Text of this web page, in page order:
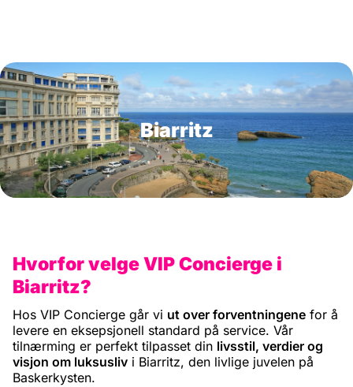
Biarritz
Hvorfor velge VIP Concierge i
Biarritz?
Hos VIP Concierge går vi ut over forventningene for å
levere en eksepsjonell standard på service. Vår
tilnærming er perfekt tilpasset din livsstil, verdier og
visjon om luksusliv i Biarritz, den livlige juvelen på
Baskerkysten.